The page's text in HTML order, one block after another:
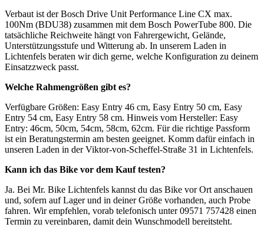
Verbaut ist der Bosch Drive Unit Performance Line CX max.
100Nm (BDU38) zusammen mit dem Bosch PowerTube 800. Die
tatsächliche Reichweite hängt von Fahrergewicht, Gelände,
Unterstützungsstufe und Witterung ab. In unserem Laden in
Lichtenfels beraten wir dich gerne, welche Konfiguration zu deinem
Einsatzzweck passt.
Welche Rahmengrößen gibt es?
Verfügbare Größen: Easy Entry 46 cm, Easy Entry 50 cm, Easy
Entry 54 cm, Easy Entry 58 cm. Hinweis vom Hersteller: Easy
Entry: 46cm, 50cm, 54cm, 58cm, 62cm. Für die richtige Passform
ist ein Beratungstermin am besten geeignet. Komm dafür einfach in
unseren Laden in der Viktor-von-Scheffel-Straße 31 in Lichtenfels.
Kann ich das Bike vor dem Kauf testen?
Ja. Bei Mr. Bike Lichtenfels kannst du das Bike vor Ort anschauen
und, sofern auf Lager und in deiner Größe vorhanden, auch Probe
fahren. Wir empfehlen, vorab telefonisch unter 09571 757428 einen
Termin zu vereinbaren, damit dein Wunschmodell bereitsteht.